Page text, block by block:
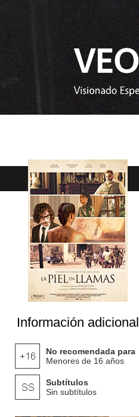
Información adicional
No recomendada para
Menores de 16 años
Subtítulos
Sin subtítulos